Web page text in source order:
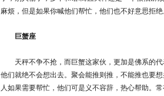
麻烦，但是如果你喊他们帮忙，他们也不好意思拒
巨蟹座
天秤不争不抢，而巨蟹这家伙，更加是佛系的
他们就绝不会想出去。聚会能推则推，不能推也要
人如果需要帮忙，他们可是义不容辞，热心帮助。